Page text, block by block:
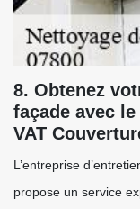
8. Obtenez
façade avec
VAT
L’entreprise
propose un service